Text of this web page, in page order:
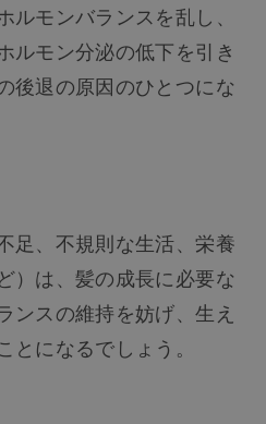
モンバランスを乱し、
ルモン分泌の低下を引き
後退の原因のひとつにな
足、不規則な生活、栄養
）は、髪の成長に必要な
ンスの維持を妨げ、生え
になるでしょう。